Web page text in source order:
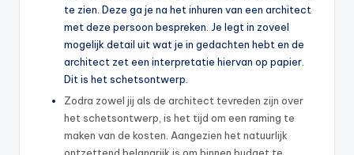
te zien. Deze ga je na het inhuren van een architect
met deze persoon bespreken. Je legt in zoveel
mogelijk detail uit wat je in gedachten hebt en de
architect zet een interpretatie hiervan op papier.
Dit is het schetsontwerp.
Zodra zowel jij als de architect tevreden zijn over
het schetsontwerp, is het tijd om een raming te
maken van de kosten. Aangezien het natuurlijk